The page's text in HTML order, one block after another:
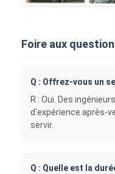
Foire aux
Q : Offrez-vous un
R : Oui. Des
d'expérience après-
servir.
Q : Quelle est la